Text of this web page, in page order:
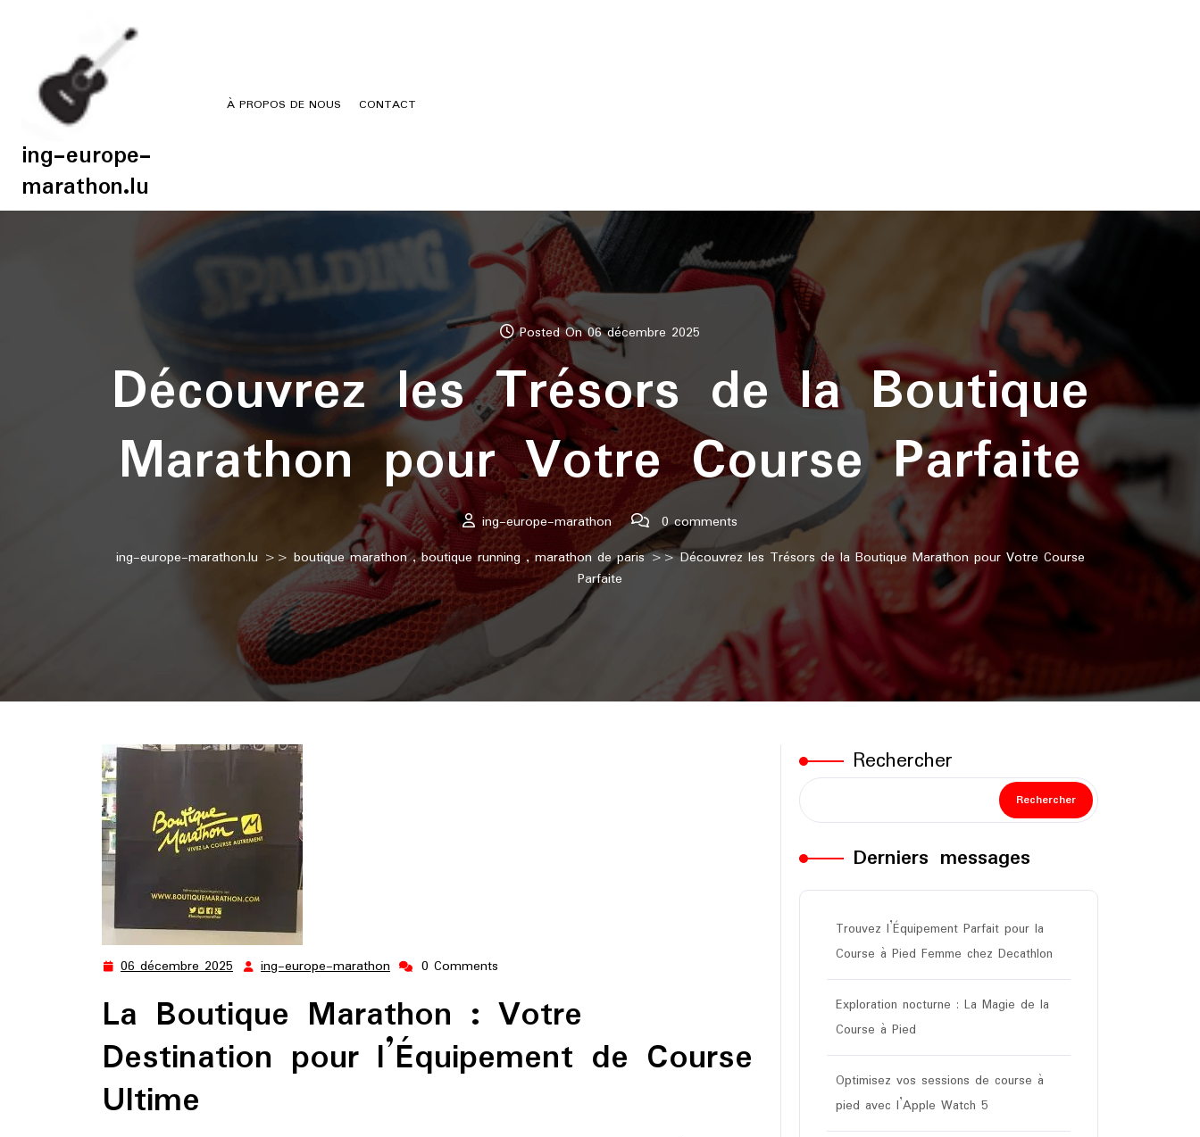
ing-europe-
marathon.lu
À PROPOS DE NOUS CONTACT
Posted On 06 décembre 2025
Découvrez les Trésors de la Boutique
Marathon pour Votre Course Parfaite
ing-europe-marathon
0 comments
ing-europe-marathon.lu >> boutique marathon,boutique running, marathon de paris>> Découvrez les Trésors de la Boutique Marathon pour Votre Course
Parfaite
06 décembre 2025 06
2025
ing-europe-marathon ing-
marathon
0 Comments
La Boutique Marathon : Votre
Destination pour l’Équipement de Course
Ultime
Rechercher
Rechercher
Derniers messages
Trouvez l’Équipement Parfait pour la
Course à Pied Femme chez Decathlon
Exploration nocturne : La Magie de la
Course à Pied
Optimisez vos sessions de course à
pied avec l’Apple Watch 5